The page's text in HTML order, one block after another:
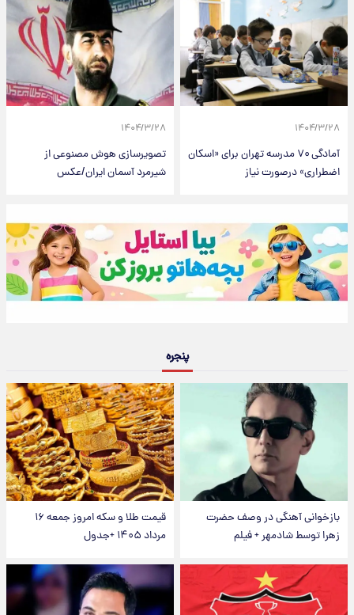
۱۴۰۴/۳/۲۸
آمادگی ۷۰ مدرسه تهران برای «اسکان
اضطراری» درصورت نیاز
۱۴۰۴/۳/۲۸
تصویرسازی هوش مصنوعی از
شیرمرد آسمان ایران/عکس
پنجره
بازخوانی آهنگی در وصف حضرت
زهرا توسط شادمهر + فیلم
قیمت طلا و سکه امروز جمعه ۱۶
مرداد ۱۴۰۵ +جدول